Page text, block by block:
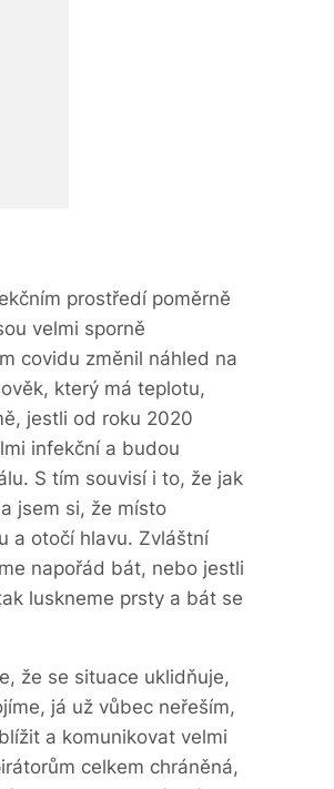
prostředí poměrně
velmi sporně
covidu změnil náhled na
který má teplotu,
jestli od roku 2020
infekční a budou
S tím souvisí i to, že jak
jsem si, že místo
a otočí hlavu. Zvláštní
napořád bát, nebo jestli
luskneme prsty a bát se
že se situace uklidňuje,
já už vůbec neřeším,
a komunikovat velmi
celkem chráněná,